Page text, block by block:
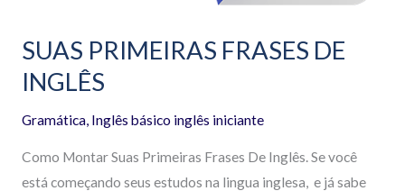
SUAS PRIMEIRAS FRASES DE
INGLÊS
Gramática, Inglês básico inglês iniciante
Como Montar Suas Primeiras Frases De Inglês. Se você
está começando seus estudos na lingua inglesa, e já sabe